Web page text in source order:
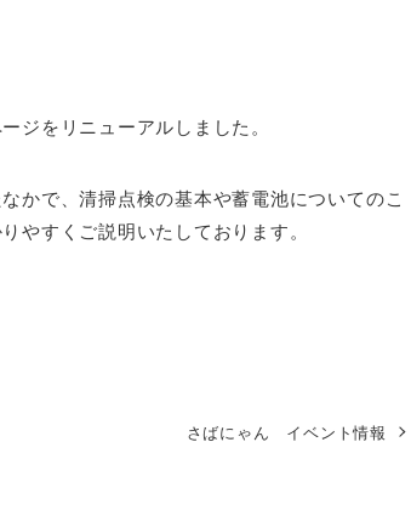
ジをリニューアルしました。
かで、清掃点検の基本や蓄電池についてのこ
やすくご説明いたしております。
さばにゃん イベント情報